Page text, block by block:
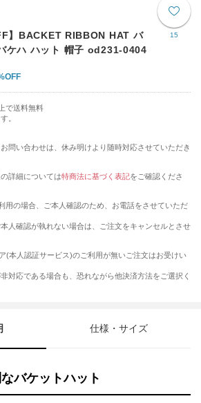
15
】BACKET RIBBON HAT バ
ケハ ハット 帽子 od231-0404
で送料無料
。
問い合わせは、休み明けより随時対応させていただき
詳細については特商法に基づく表記をご確認くださ
用の場合、ご本人確認のため、お電話をさせていただ
人確認が執れない場合は、ご注文をキャンセルとさせ
(本人認証サービス)のご利用が無いご注文はお受けい
対応である場合も、恐れながら他決済方法をご選択く
仕様・サイズ
バケットハット